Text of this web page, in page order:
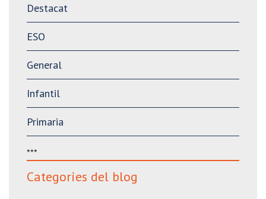
Destacat
ESO
General
Infantil
Primaria
***
Categories del blog